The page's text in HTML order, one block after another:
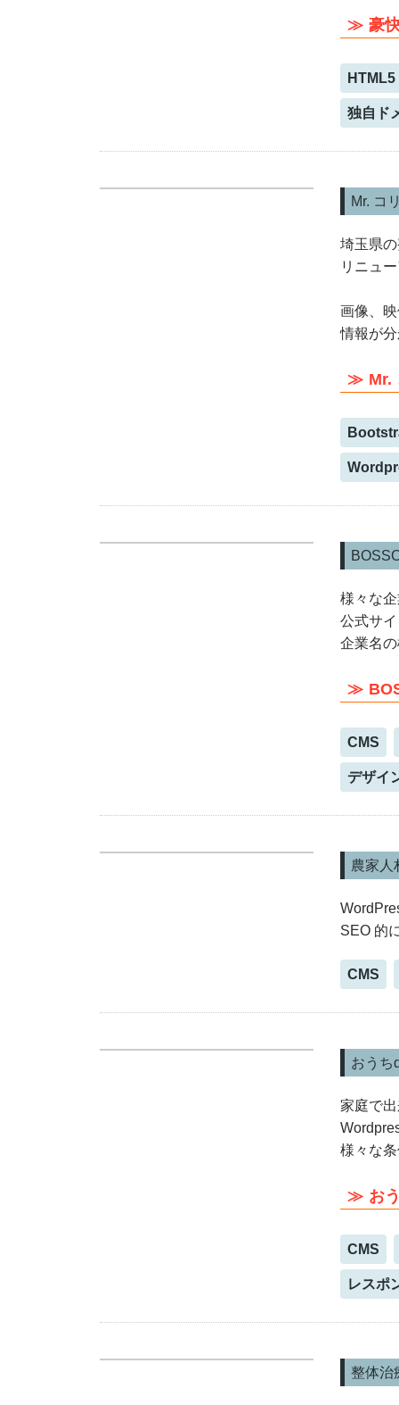
豪
HTML5
独自ド
Mr. コ
埼玉県
リニュ
画像、
情報が
Mr.
様々な
公式サ
企業名
CMS
デザイ
農家人
SEO 的
CMS
おうち
家庭で
様々な
お
CMS
レスポ
整体治